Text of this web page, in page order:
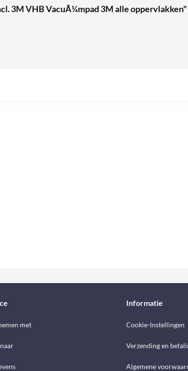
3M VHB VacuÃ¼mpad 3M alle oppervlakken"
met
Informatie
Cookie-Instellingen
Verzending en
Algemene